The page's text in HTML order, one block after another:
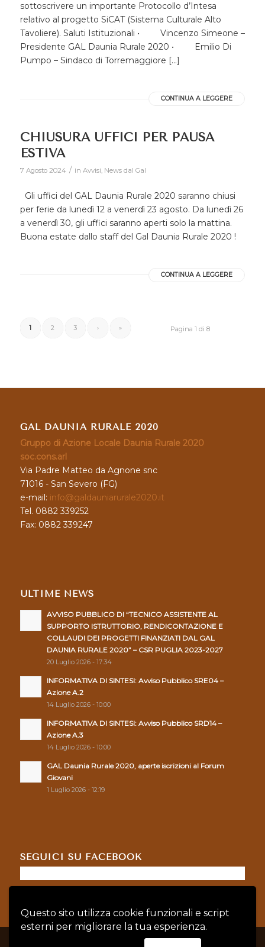
Questo sito utilizza cookie funzionali e script
esterni per migliorare la tua esperienza.
sottoscrivere un importante Protocollo d’Intesa
relativo al progetto SiCAT (Sistema Culturale Alto
Tavoliere). Saluti Istituzionali • Vincenzo Simeone –
Presidente GAL Daunia Rurale 2020 • Emilio Di
Pumpo – Sindaco di Torremaggiore […]
CONTINUA A LEGGERE
CHIUSURA UFFICI PER PAUSA
ESTIVA
7 Agosto 2024 / in Avvisi, News dal Gal
Gli uffici del GAL Daunia Rurale 2020 saranno chiusi
per ferie da lunedì 12 a venerdì 23 agosto. Da lunedì 26
a venerdì 30, gli uffici saranno aperti solo la mattina.
Buona estate dallo staff del Gal Daunia Rurale 2020 !
CONTINUA A LEGGERE
Pagina 1 di 8
1 2 3 › »
GAL DAUNIA RURALE 2020
Gruppo di Azione Locale Daunia Rurale 2020
soc.cons.arl
Via Padre Matteo da Agnone snc
71016 - San Severo (FG)
e-mail: info@galdauniarurale2020.it
Tel. 0882 339252
Fax: 0882 339247
ULTIME NEWS
AVVISO PUBBLICO DI “TECNICO ASSISTENTE AL
SUPPORTO ISTRUTTORIO, RENDICONTAZIONE E
COLLAUDI DEI PROGETTI FINANZIATI DAL GAL
DAUNIA RURALE 2020” – CSR PUGLIA 2023-2027
20 Luglio 2026 - 17:34
INFORMATIVA DI SINTESI: Avviso Pubblico SRE04 –
Azione A.2
14 Luglio 2026 - 10:00
INFORMATIVA DI SINTESI: Avviso Pubblico SRD14 –
Azione A.3
14 Luglio 2026 - 10:00
GAL Daunia Rurale 2020, aperte iscrizioni al Forum
Giovani
1 Luglio 2026 - 12:19
SEGUICI SU FACEBOOK